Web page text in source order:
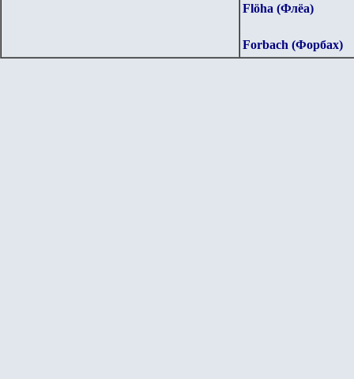
Flöha (Флёа)
Forbach (Форбах)